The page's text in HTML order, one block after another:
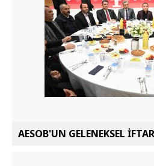
AESOB'UN GELENEKSEL